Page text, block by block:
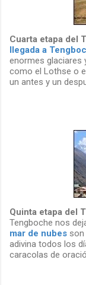
Cuarta etapa del
llegada a
enormes glaciares
como el Lothse o
un antes y un
Quinta etapa del
Tengboche nos
mar de nubes son
adivina todos los
caracolas de